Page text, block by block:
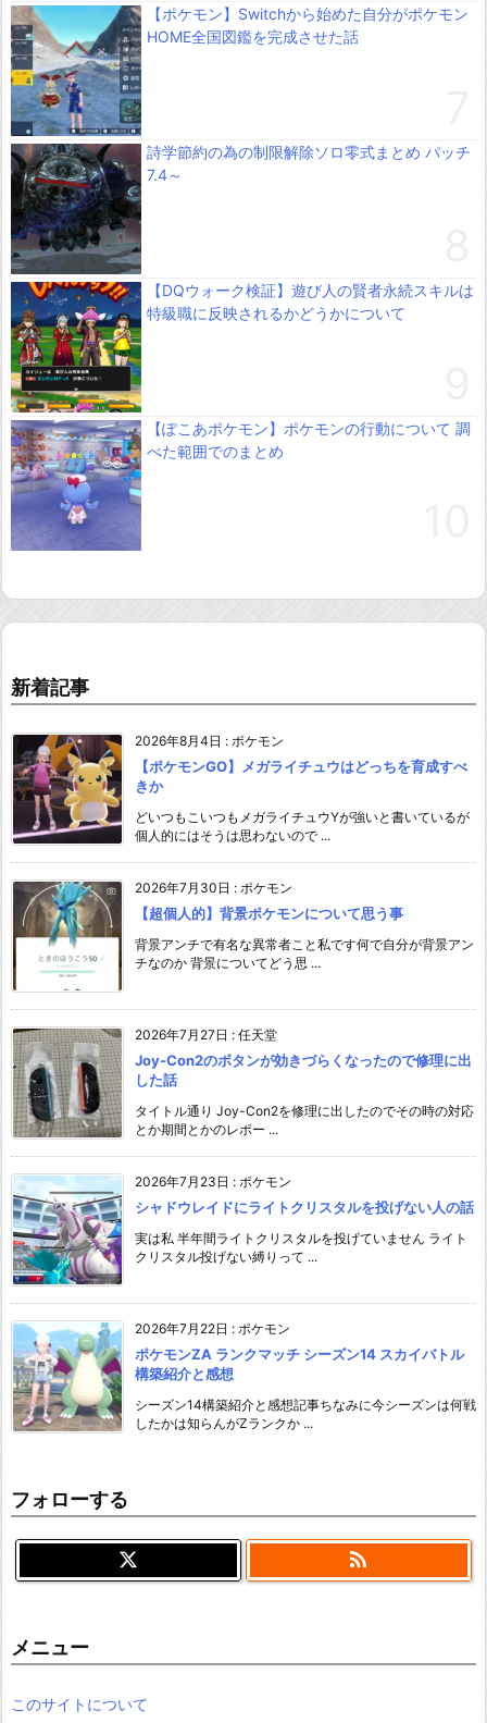
【ポケモン】Switchから始めた自分がポケモン
HOME全国図鑑を完成させた話
詩学節約の為の制限解除ソロ零式まとめ パッチ
7.4～
【DQウォーク検証】遊び人の賢者永続スキルは
特級職に反映されるかどうかについて
【ぽこあポケモン】ポケモンの行動について 調
べた範囲でのまとめ
新着記事
2026年8月4日 : ポケモン
【ポケモンGO】メガライチュウはどっちを育成すべ
きか
どいつもこいつもメガライチュウYが強いと書いているが
個人的にはそうは思わないので ...
2026年7月30日 : ポケモン
【超個人的】背景ポケモンについて思う事
背景アンチで有名な異常者こと私です何で自分が背景アン
チなのか 背景についてどう思 ...
2026年7月27日 : 任天堂
Joy-Con2のボタンが効きづらくなったので修理に出
した話
タイトル通り Joy-Con2を修理に出したのでその時の対応
とか期間とかのレポー ...
2026年7月23日 : ポケモン
シャドウレイドにライトクリスタルを投げない人の話
実は私 半年間ライトクリスタルを投げていません ライト
クリスタル投げない縛りって ...
2026年7月22日 : ポケモン
ポケモンZA ランクマッチ シーズン14 スカイバトル
構築紹介と感想
シーズン14構築紹介と感想記事ちなみに今シーズンは何戦
したかは知らんがZランクか ...
フォローする

メニュー
このサイトについて